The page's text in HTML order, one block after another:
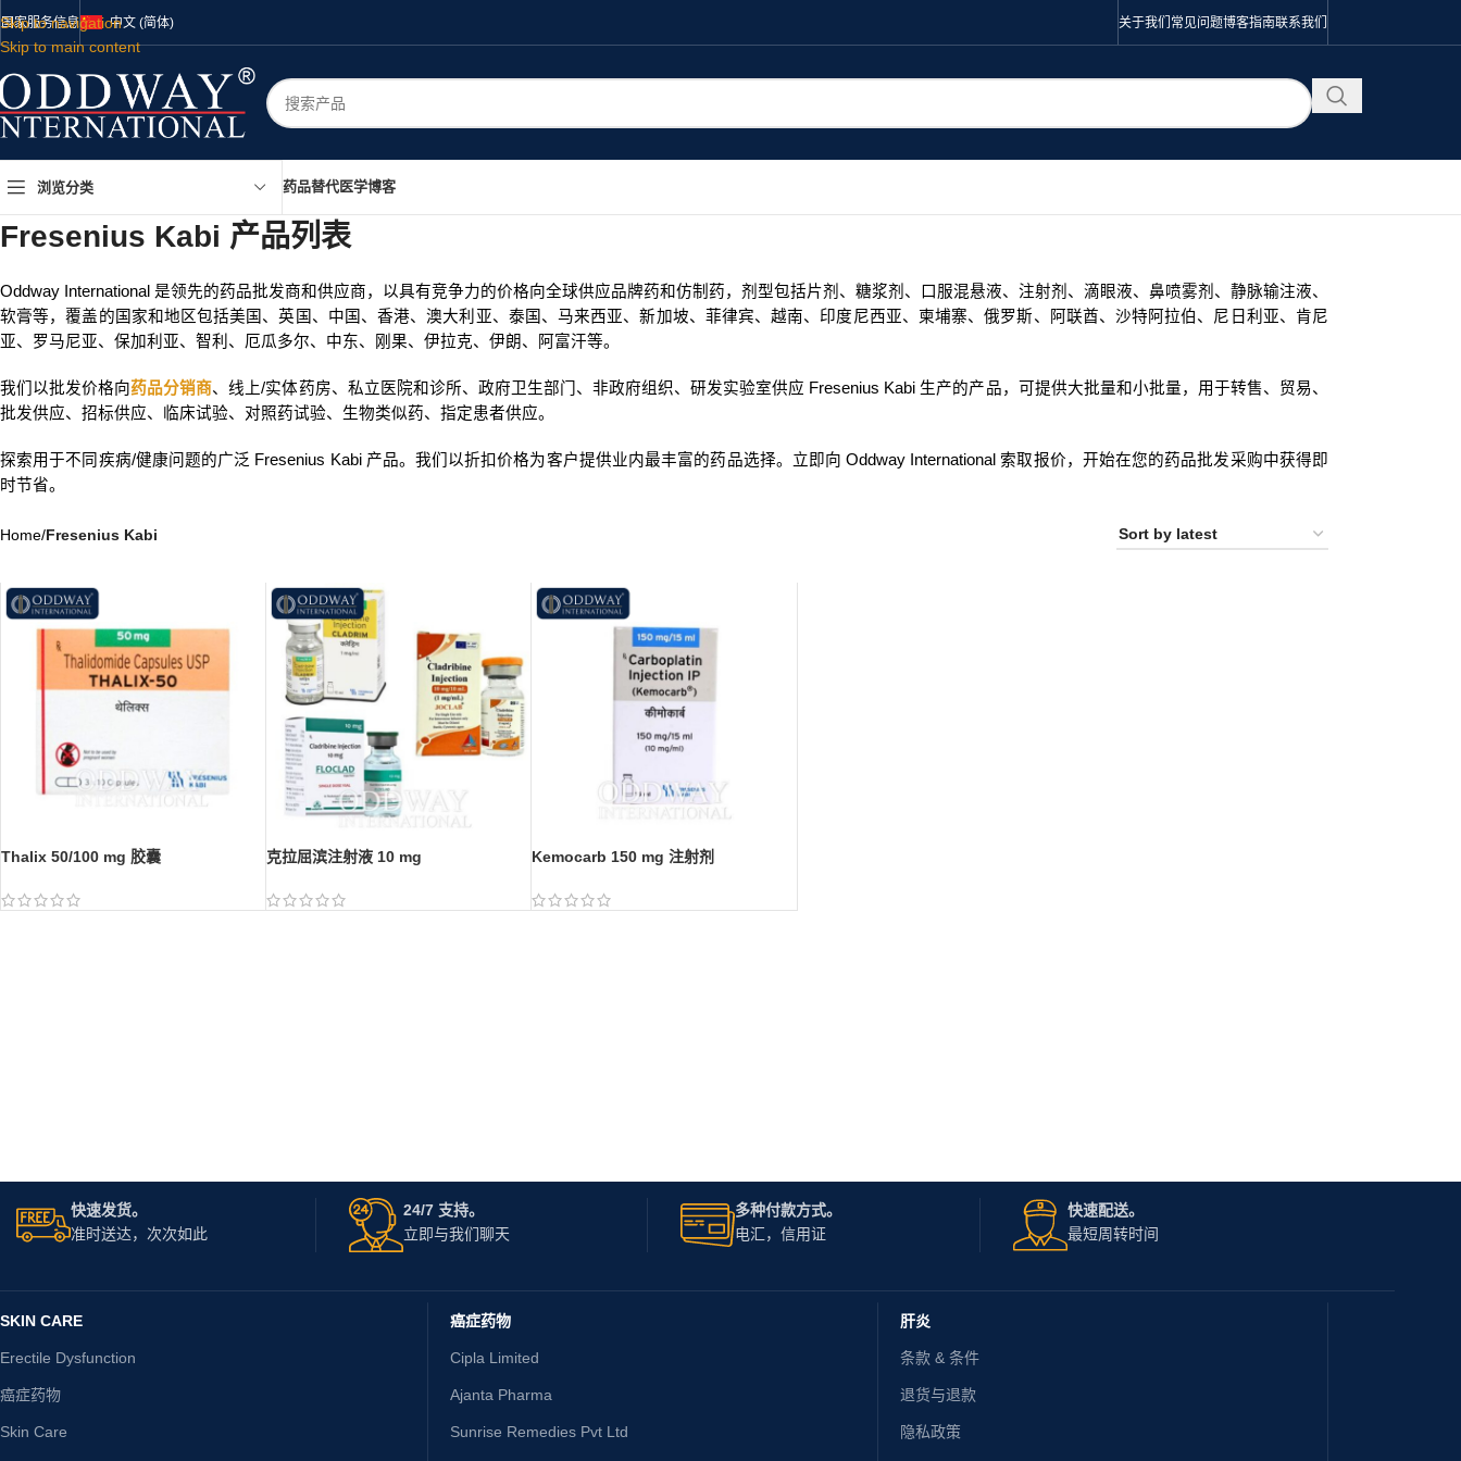
Skip to navigation
Skip to main content
国家服务信息 中文 (简体) 关于我们 常见问题博客指南联系我们
浏览分类 药品替代医学博客
Fresenius Kabi 产品列表
Oddway International 是领先的药品批发商和供应商，以具有竞争力的价格向全球供应品牌药和仿制药，剂型包括片剂、糖浆剂、口服混悬液、注射剂、滴眼液、鼻喷雾剂、静脉输注液、
软膏等，覆盖的国家和地区包括美国、英国、中国、香港、澳大利亚、泰国、马来西亚、新加坡、菲律宾、越南、印度尼西亚、柬埔寨、俄罗斯、阿联酋、沙特阿拉伯、尼日利亚、肯尼
亚、罗马尼亚、保加利亚、智利、厄瓜多尔、中东、刚果、伊拉克、伊朗、阿富汗等。
我们以批发价格向药品分销商、线上/实体药房、私立医院和诊所、政府卫生部门、非政府组织、研发实验室供应 Fresenius Kabi 生产的产品，可提供大批量和小批量，用于转售、贸易、
批发供应、招标供应、临床试验、对照药试验、生物类似药、指定患者供应。
探索用于不同疾病/健康问题的广泛 Fresenius Kabi 产品。我们以折扣价格为客户提供业内最丰富的药品选择。立即向 Oddway International 索取报价，开始在您的药品批发采购中获得即
时节省。
Home/Fresenius Kabi
Thalix 50/100 mg 胶囊 克拉屈滨注射液 10 mg Kemocarb 150 mg 注射剂
快速发货。
准时送达，次次如此
24/7 支持。
立即与我们聊天
多种付款方式。
电汇，信用证
快速配送。
最短周转时间
SKIN CARE
Erectile Dysfunction
癌症药物
Skin Care
癌症药物
Cipla Limited
Ajanta Pharma
Sunrise Remedies Pvt Ltd
肝炎
条款 & 条件
退货与退款
隐私政策